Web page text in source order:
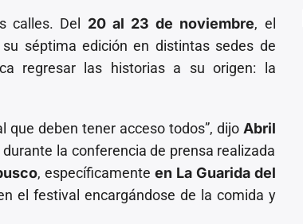
calles. Del 20 al 23 de noviembre, el
su séptima edición en distintas sedes de
regresar las historias a su origen: la
que deben tener acceso todos”, dijo Abril
la conferencia de prensa realizada
, específicamente en La Guarida del
el festival encargándose de la comida y